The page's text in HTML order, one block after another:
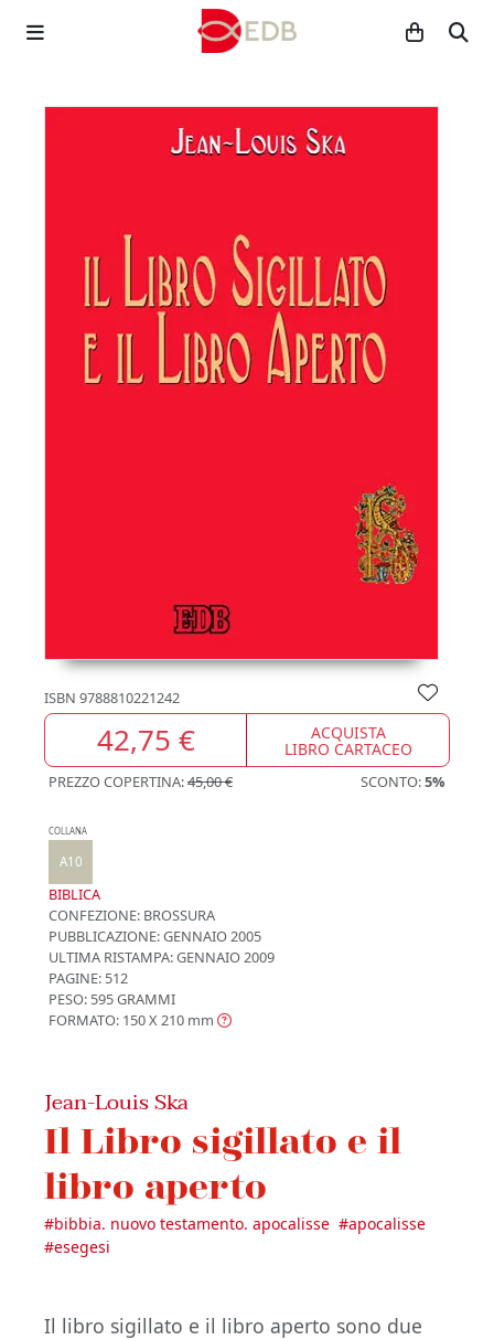
ISBN 9788810221242
42,75 € ACQUISTA
LIBRO CARTACEO
PREZZO COPERTINA:45,00 € SCONTO:5%
COLLANA
A10
BIBLICA
CONFEZIONE: BROSSURA
PUBBLICAZIONE:GENNAIO 2005
ULTIMA RISTAMPA:GENNAIO 2009
PAGINE: 512
PESO: 595 GRAMMI
FORMATO: 150 X 210 mm
Jean-Louis Ska
Il Libro sigillato e il
libro aperto
#bibbia. nuovo testamento. apocalisse #apocalisse
#esegesi
Il libro sigillato e il libro aperto sono due